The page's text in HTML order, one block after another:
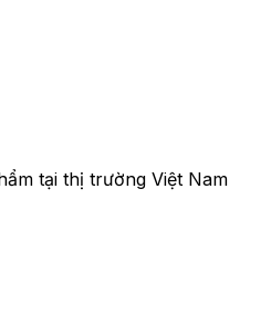
tại thị trường Việt Nam